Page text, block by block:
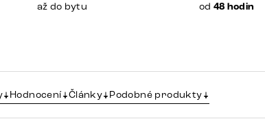
až do bytu
od 48 hodin
Hodnocení Články Podobné produkty